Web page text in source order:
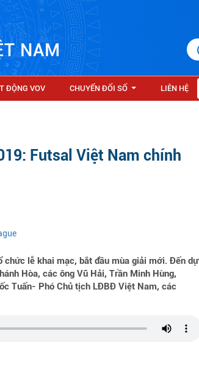
NAM
ĐỘNG VOV CHUYỂN ĐỔI SỐ LIÊN HỆ
Futsal Việt Nam chính
lễ khai mạc, bắt đầu mùa giải mới. Đến dự
Hòa, các ông Vũ Hải, Trần Minh Hùng,
Tuấn- Phó Chủ tịch LĐBĐ Việt Nam, các